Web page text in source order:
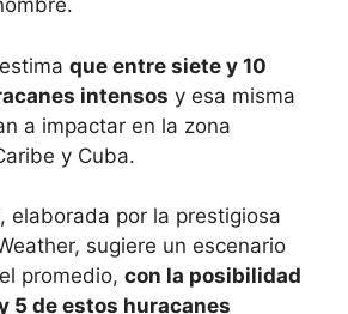
que entre siete y 10
intensos y esa misma
a impactar en la zona
y Cuba.
elaborada por la prestigiosa
sugiere un escenario
promedio, con la posibilidad
5 de estos huracanes